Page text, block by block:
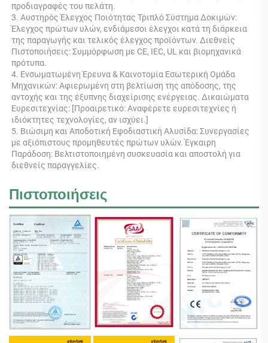
προδιαγραφές του πελάτη.
3. Αυστηρός Έλεγχος Ποιότητας Τριπλό Σύστημα Δοκιμών:
Έλεγχος πρώτων υλών, ενδιάμεσοι έλεγχοι κατά τη διάρκεια
της παραγωγής και τελικός έλεγχος προϊόντων. Διεθνείς
Πιστοποιήσεις: Συμμόρφωση με CE, IEC, UL και βιομηχανικά
πρότυπα.
4. Ενσωματωμένη Έρευνα & Καινοτομία Εσωτερική Ομάδα
Μηχανικών: Αφιερωμένη στη βελτίωση της απόδοσης, της
αντοχής και της έξυπνης διαχείρισης ενέργειας. Δικαιώματα
Ευρεσιτεχνίας: [Προαιρετικό: Αναφέρετε ευρεσιτεχνίες ή
ιδιόκτητες τεχνολογίες, αν ισχύει.]
5. Βιώσιμη και Αποδοτική Εφοδιαστική Αλυσίδα: Συνεργασίες
με αξιόπιστους προμηθευτές πρώτων υλών. Έγκαιρη
Παράδοση: Βελτιστοποιημένη συσκευασία και αποστολή για
διεθνείς παραγγελίες.
Πιστοποιήσεις